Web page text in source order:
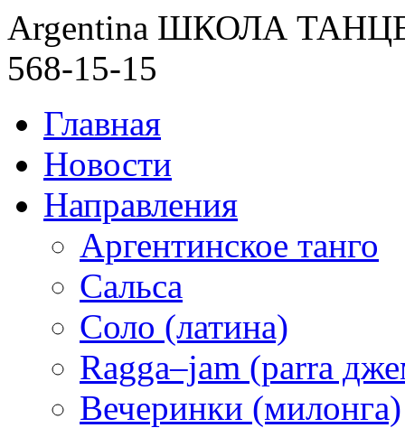
Argentina ШКОЛА
568-15-15
Главная
Новости
Направления
Аргентинское танго
Сальса
Соло (латина)
Ragga–jam (parra
Вечеринки (милонга)